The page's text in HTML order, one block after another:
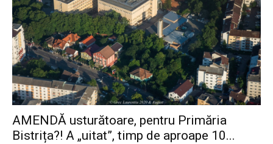
AMENDĂ usturătoare, pentru Primăria
Bistrița?! A „uitat”, timp de aproape 10...